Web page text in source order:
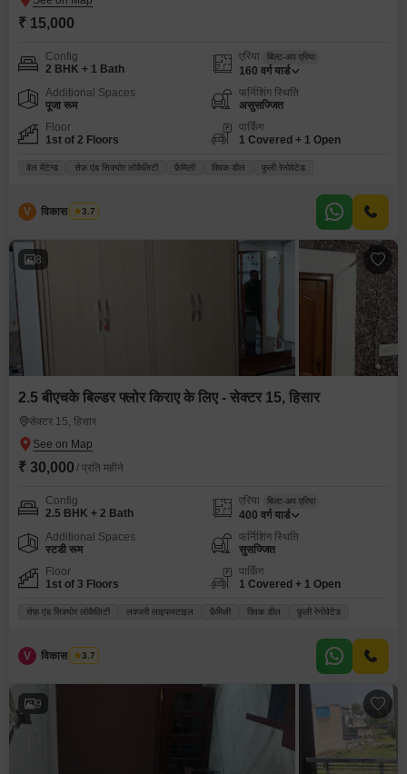
₹ 15,000
Config
2 BHK + 1 Bath
एरिया बिल्ट-अप एरिया
160 वर्ग यार्ड
Additional Spaces
पूजा रूम
फर्निशिंग स्थिति
असुसज्जित
Floor
1st of 2 Floors
पार्किंग
1 Covered + 1 Open
वेल मेंटेन्ड सेफ़ एंड सिक्योर लोकैलिटी फ़ैमिली क्विक डील फ़ुली रेनोवेटेड
V विकास भारद्वाज
3.7
8
2.5 बीएचके बिल्डर फ्लोर किराए के लिए - सेक्टर 15, हिसार
सेक्टर 15, हिसार
₹ 30,000 / प्रति महीने
Config
2.5 BHK + 2 Bath
एरिया बिल्ट-अप एरिया
400 वर्ग यार्ड
Additional Spaces
स्टडी रूम
फर्निशिंग स्थिति
सुसज्जित
Floor
1st of 3 Floors
पार्किंग
1 Covered + 1 Open
सेफ़ एंड सिक्योर लोकैलिटी लक्जरी लाइफस्टाइल फ़ैमिली क्विक डील फ़ुली रेनोवेटेड
V विकास भारद्वाज
3.7
9